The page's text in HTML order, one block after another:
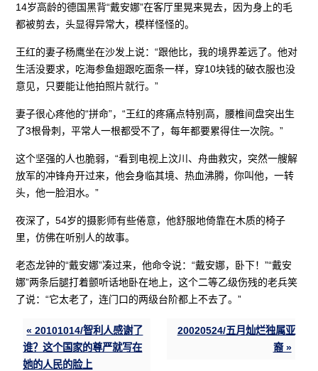
14岁高龄的德国黑背“戴安娜”在客厅里晃来晃去，因为身上的毛
都被剪去，头显得异常大，模样怪怪的。
王红的妻子杨鹰坐在沙发上说：“跟他比，我的境界差远了。他对
生活没要求，吃海参鱼翅跟吃面条一样，穿10块钱的破衣服也没
意见，只要能让他拍照片就行。”
妻子很心疼他的“拼命”，“王红的疼痛点特别高，腰椎间盘突出生
了3根骨刺，平常人一根都受不了，每年都要累得住一次院。”
这个坚强的人也脆弱，“看到电视上汶川、舟曲救灾，突然一艘解
放军的冲锋舟开过来，他会身临其境、热血沸腾，你叫他，一转
头，他一脸泪水。”
夜深了，54岁的摄影师有些倦意，他舒服地倚靠在木质的椅子
里，仿佛在听别人的故事。
老态龙钟的“戴安娜”凑过来，他命令说：“戴安娜，卧下！”“戴安
娜”两条后腿打着颤听话地卧在地上，这个二等乙级伤残的老兵笑
了说：“它太老了，连门口的两级台阶都上不去了。”
« 20101014/智利人感谢了
谁？这个国家的尊严就写在
她的人民的脸上
20020524/五月灿烂独属亚
裔 »